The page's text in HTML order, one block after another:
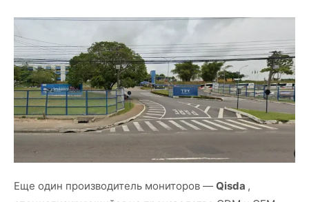
Еще один производитель мониторов — Qisda ,